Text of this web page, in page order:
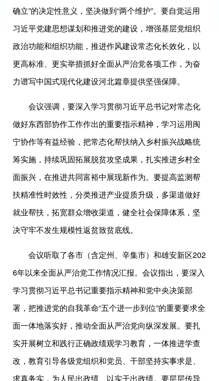
确立”的决定性意义，坚决做到“两个维护”。要自觉运用
习近平党建思想谋划和推进党的建设，增强基层党组织
政治功能和组织功能，推进作风建设常态化长效化，以
更高标准、更实举措抓好全面从严治党各项工作，为奋
力谱写中国式现代化建设河北篇章提供坚强保障。
会议强调，要深入学习贯彻习近平总书记对常态化
做好东西部协作工作作出的重要指示精神，学习运用闽
宁协作等有益经验，把常态化帮扶纳入乡村振兴战略统
筹实施，持续巩固拓展脱贫攻坚成果，扎实推进乡村全
面振兴，在推进共同富裕中展现新作为。要提高监测帮
扶精准性时效性，分类推进产业提质升级，多渠道做好
就业帮扶，拓宽群众增收渠道，健全社会保障体系，坚
决守牢不发生规模性返贫致贫底线。
会议听取了各市（含定州、辛集市）和雄安新区202
6年以来全面从严治党工作情况汇报。会议指出，要深入
学习贯彻习近平总书记重要指示精神和党中央决策部
署，把推进党的自我革命“五个进一步到位”的重要要求全
面一体地落实好，推动全面从严治党向纵深发展。要扎
实开展树立和践行正确政绩观学习教育，一体推进学查
改，教育引导各级党组织和党员、干部坚持实事求是、
求真务实，为人民出政绩、以实干出政绩。要层层传导